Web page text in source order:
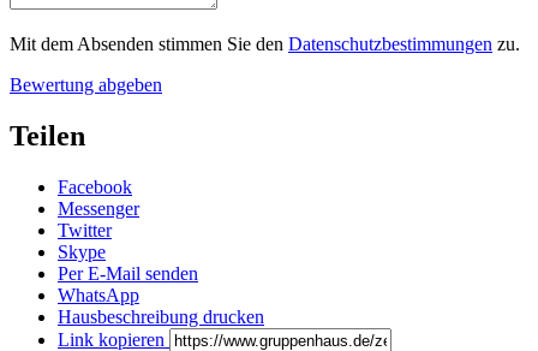
Mit dem Absenden stimmen Sie den Datenschutzbestimmungen zu.
Bewertung abgeben
Teilen
Facebook
Messenger
Twitter
Skype
Per E-Mail senden
WhatsApp
Hausbeschreibung drucken
Link kopieren